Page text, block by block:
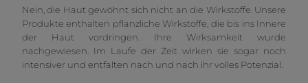
Nein, die Haut gewöhnt sich nicht an die Wirkstoffe. Unsere
Produkte enthalten pflanzliche Wirkstoffe, die bis ins Innere
der Haut vordringen. Ihre Wirksamkeit wurde
nachgewiesen. Im Laufe der Zeit wirken sie sogar noch
intensiver und entfalten nach und nach ihr volles Potenzial.